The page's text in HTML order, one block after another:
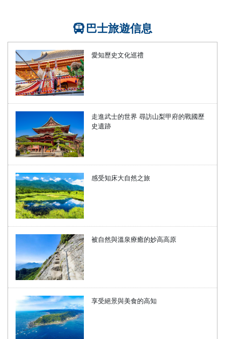
巴士旅遊信息
愛知歷史文化巡禮
走進武士的世界 尋訪山梨甲府的戰國歷
史遺跡
感受知床大自然之旅
被自然與溫泉療癒的妙高高原
享受絕景與美食的高知